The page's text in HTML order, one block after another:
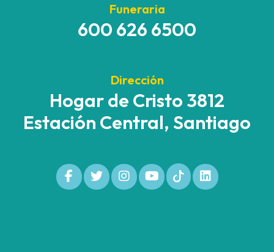
Funeraria
600 626 6500
Dirección
Hogar de Cristo 3812
Estación Central, Santiago